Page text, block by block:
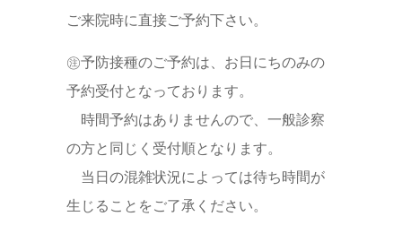
ご来院時に直接ご予約下さい。
㊟予防接種のご予約は、お日にちのみの
予約受付となっております。
時間予約はありませんので、一般診察
の方と同じく受付順となります。
当日の混雑状況によっては待ち時間が
生じることをご了承ください。